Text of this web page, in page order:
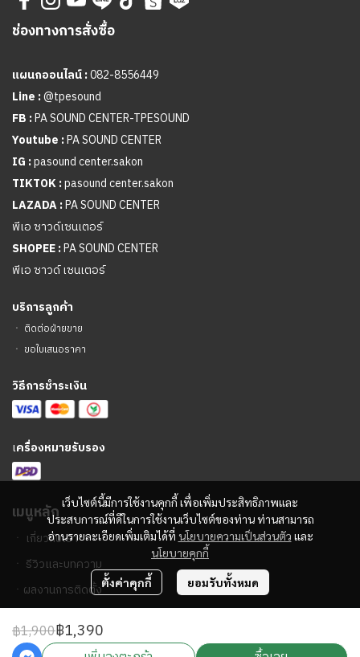
฿1,900฿1,390
เว็บไซต์นี้มีการใช้งานคุกกี้ เพื่อเพิ่มประสิทธิภาพและ
ประสบการณ์ที่ดีในการใช้งานเว็บไซต์ของท่าน ท่านสามารถ
อ่านรายละเอียดเพิ่มเติมได้ที่ นโยบายความเป็นส่วนตัว และ
นโยบายคุกกี้
ตั้งค่าคุกกี้ ยอมรับทั้งหมด
ช่องทางการสั่งซื้อ
แผนกออนไลน์ :082-8556449
Line :@tpesound
FB :PA SOUND CENTER-TPESOUND
Youtube :PA SOUND CENTER
IG :pasound center.sakon
TIKTOK :pasound center.sakon
LAZADA :PA SOUND CENTER
พีเอ ซาวด์เซนเตอร์
SHOPEE :PA SOUND CENTER
พีเอ ซาวด์ เซนเตอร์
บริการลูกค้า
ㆍ ติดต่อฝ่ายขาย
ㆍ ขอใบเสนอราคา
วิธีการชำระเงิน
เครื่องหมายรับรอง
เมนูหลัก
ㆍ เกี่ยวกับเรา
ㆍ รีวิวและบทความ
ㆍ ผลงานการติดตั้ง
2023 © PA Sound Center